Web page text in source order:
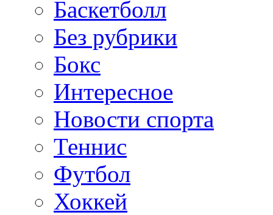
Баскетболл
Без рубрики
Бокс
Интересное
Новости спорта
Теннис
Футбол
Хоккей